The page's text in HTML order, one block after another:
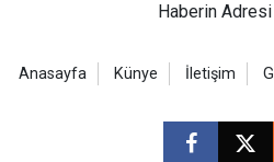
Haberin
Anasayfa Künye İletişim